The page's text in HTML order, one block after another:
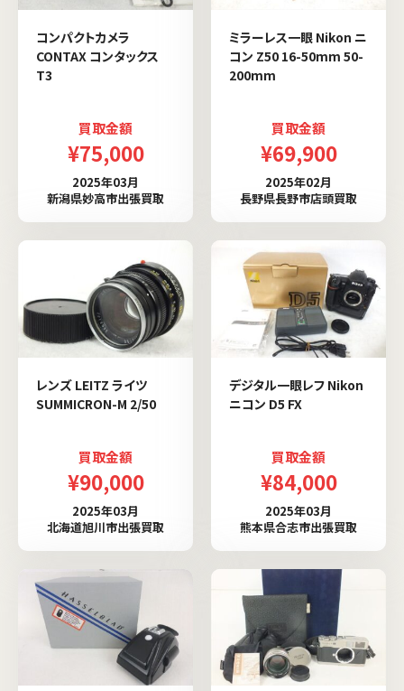
コンパクトカメラ
CONTAX コンタックス
T3
買取金額
¥75,000
2025年03月
新潟県妙高市出張買取
ミラーレス一眼 Nikon ニ
コン Z50 16-50mm 50-
200mm
買取金額
¥69,900
2025年02月
長野県長野市店頭買取
レンズ LEITZ ライツ
SUMMICRON-M 2/50
買取金額
¥90,000
2025年03月
北海道旭川市出張買取
デジタル一眼レフ Nikon
ニコン D5 FX
買取金額
¥84,000
2025年03月
熊本県合志市出張買取